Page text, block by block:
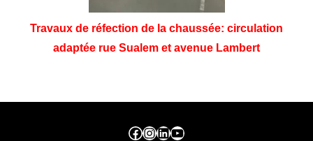
Travaux de réfection de la chaussée: circulation
adaptée rue Sualem et avenue Lambert
Facebook ville de seraing Instragram ville de seraing linkedin – ville de seraing YouTube